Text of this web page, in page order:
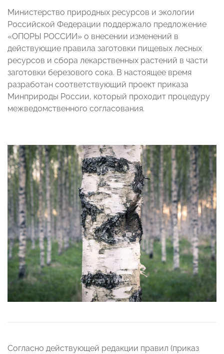
Министерство природных ресурсов и экологии
Российской Федерации поддержало предложение
«ОПОРЫ РОССИИ» о внесении изменений в
действующие правила заготовки пищевых лесных
ресурсов и сбора лекарственных растений в части
заготовки березового сока. В настоящее время
разработан соответствующий проект приказа
Минприроды России, который проходит процедуру
межведомственного согласования.
Согласно действующей редакции правил (приказ